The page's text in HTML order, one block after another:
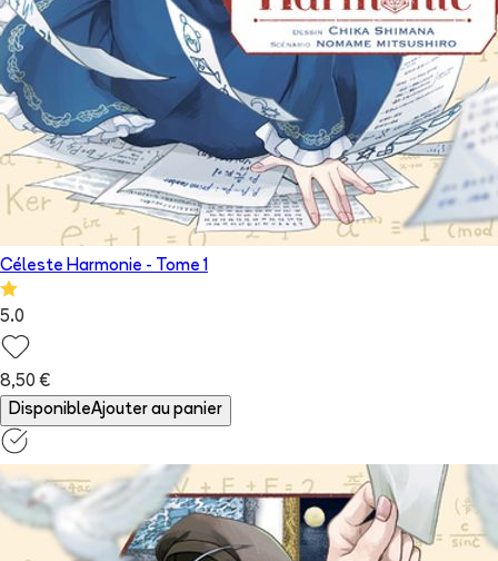
Céleste Harmonie - Tome 1
5.0
8,50 €
DisponibleAjouter au panier